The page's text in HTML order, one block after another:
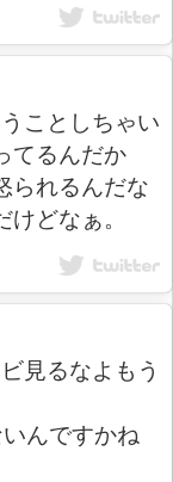
ことしちゃい
てるんだか
られるんだな
どなぁ。
見るなよもう
んですかね